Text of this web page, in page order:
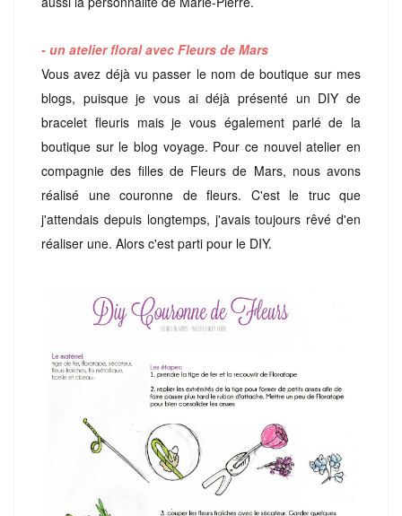
- un atelier floral avec Fleurs de Mars
Vous avez déjà vu passer le nom de boutique sur mes
blogs, puisque je vous ai déjà présenté un DIY de
bracelet fleuris mais je vous également parlé de la
boutique sur le blog voyage. Pour ce nouvel atelier en
compagnie des filles de Fleurs de Mars, nous avons
réalisé une couronne de fleurs. C'est le truc que
j'attendais depuis longtemps, j'avais toujours rêvé d'en
réaliser une. Alors c'est parti pour le DIY.